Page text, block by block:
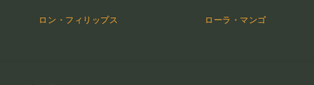
ロン・フィリップス ローラ・マンゴ